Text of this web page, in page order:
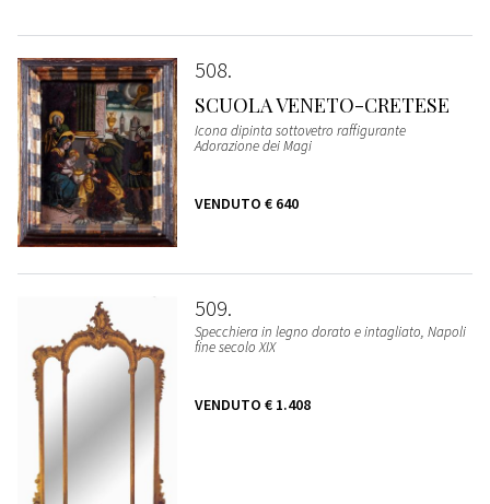
508
SCUOLA VENETO-CRETESE
Icona dipinta sottovetro raffigurante
Adorazione dei Magi
VENDUTO € 640
509
Specchiera in legno dorato e intagliato, Napoli
fine secolo XIX
VENDUTO € 1.408